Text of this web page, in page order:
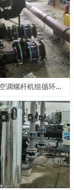
中央空调螺杆机组循环水泵安装改造有那些方法及内容介绍